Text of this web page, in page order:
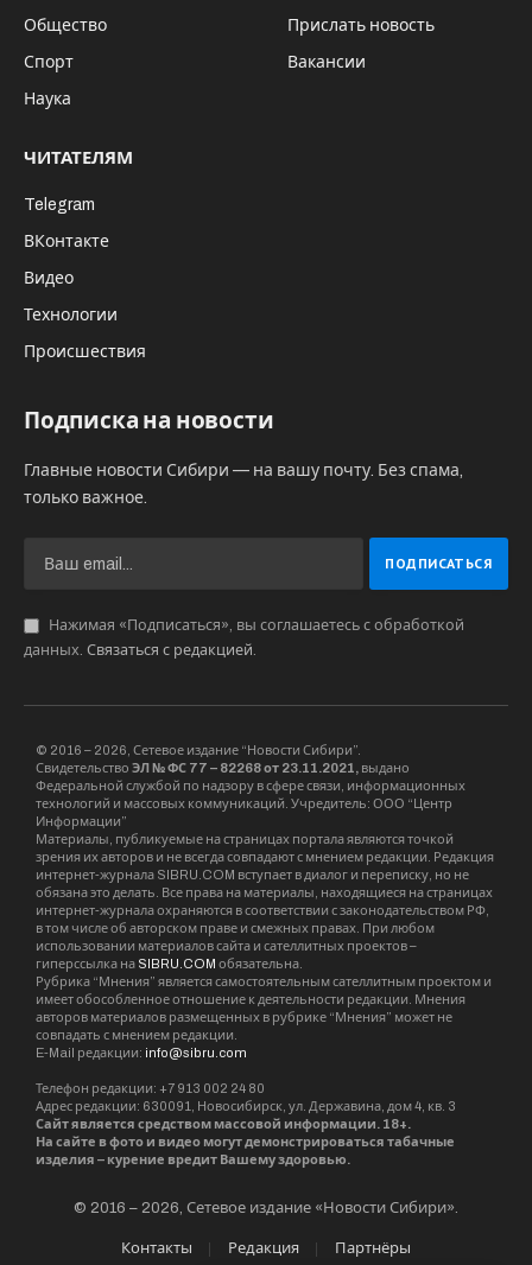
Общество
Спорт
Наука
Прислать новость
Вакансии
ЧИТАТЕЛЯМ
Telegram
ВКонтакте
Видео
Технологии
Происшествия
Подписка на новости
Главные новости Сибири — на вашу почту. Без спама,
только важное.
Нажимая «Подписаться», вы соглашаетесь с обработкой
данных. Связаться с редакцией.
© 2016 – 2026, Сетевое издание “Новости Сибири”.
Свидетельство ЭЛ № ФС 77 – 82268 от 23.11.2021, выдано
Федеральной службой по надзору в сфере связи, информационных
технологий и массовых коммуникаций. Учредитель: ООО “Центр
Информации”
Материалы, публикуемые на страницах портала являются точкой
зрения их авторов и не всегда совпадают с мнением редакции. Редакция
интернет-журнала SIBRU.COM вступает в диалог и переписку, но не
обязана это делать. Все права на материалы, находящиеся на страницах
интернет-журнала охраняются в соответствии с законодательством РФ,
в том числе об авторском праве и смежных правах. При любом
использовании материалов сайта и сателлитных проектов –
гиперссылка на SIBRU.COM обязательна.
Рубрика “Мнения” является самостоятельным сателлитным проектом и
имеет обособленное отношение к деятельности редакции. Мнения
авторов материалов размещенных в рубрике “Мнения” может не
совпадать с мнением редакции.
E-Mail редакции: info@sibru.com
Телефон редакции: +7 913 002 24 80
Адрес редакции: 630091, Новосибирск, ул. Державина, дом 4, кв. 3
Сайт является средством массовой информации. 18+.
На сайте в фото и видео могут демонстрироваться табачные
изделия – курение вредит Вашему здоровью.
© 2016 – 2026, Сетевое издание «Новости Сибири».
Контакты Редакция Партнёры